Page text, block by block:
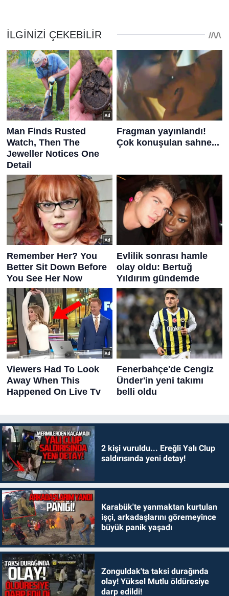
2 kişi vuruldu... Ereğli Yalı Clup
saldırısında yeni detay!
Karabük'te yanmaktan kurtulan
işçi, arkadaşlarını göremeyince
büyük panik yaşadı
Zonguldak'ta taksi durağında
olay! Yüksel Mutlu öldüresiye
darp edildi!